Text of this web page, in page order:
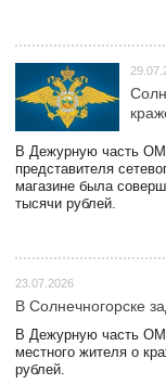
В Дежурную часть
представителя
магазине была
тысячи рублей.
23.07.2026
В Солнечногорске
В Дежурную часть
местного жителя о
рублей.